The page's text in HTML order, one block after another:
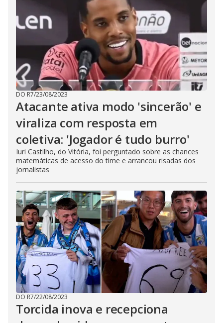
DO R7/23/08/2023
Atacante ativa modo 'sincerão' e
viraliza com resposta em
coletiva: 'Jogador é tudo burro'
Iuri Castilho, do Vitória, foi perguntado sobre as chances
matemáticas de acesso do time e arrancou risadas dos
jornalistas
DO R7/22/08/2023
Torcida inova e recepciona